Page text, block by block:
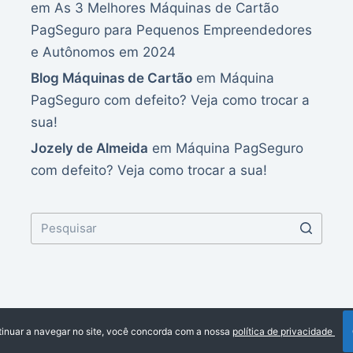
em As 3 Melhores Máquinas de Cartão
PagSeguro para Pequenos Empreendedores
e Autônomos em 2024
Blog Máquinas de Cartão em Máquina
PagSeguro com defeito? Veja como trocar a
sua!
Jozely de Almeida em Máquina PagSeguro
com defeito? Veja como trocar a sua!
por CreativeThemes
a navegar no site, você concorda com a nossa política de privacidade